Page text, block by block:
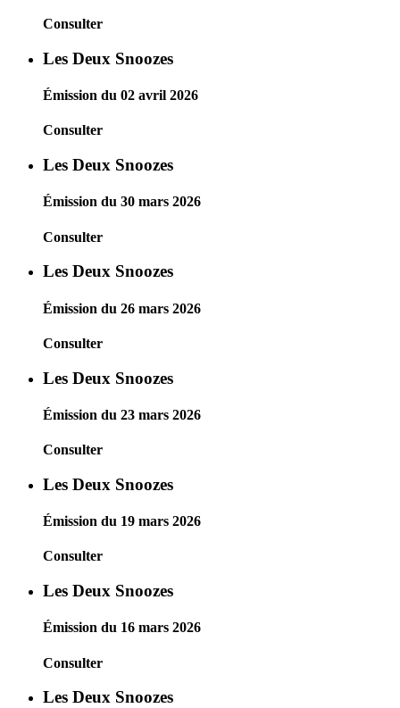
Consulter
Les Deux Snoozes
Émission du 02 avril 2026
Consulter
Les Deux Snoozes
Émission du 30 mars 2026
Consulter
Les Deux Snoozes
Émission du 26 mars 2026
Consulter
Les Deux Snoozes
Émission du 23 mars 2026
Consulter
Les Deux Snoozes
Émission du 19 mars 2026
Consulter
Les Deux Snoozes
Émission du 16 mars 2026
Consulter
Les Deux Snoozes